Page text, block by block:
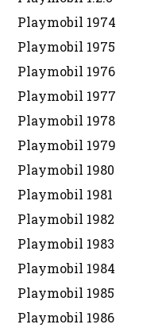
Playmobil 1974
Playmobil 1975
Playmobil 1976
Playmobil 1977
Playmobil 1978
Playmobil 1979
Playmobil 1980
Playmobil 1981
Playmobil 1982
Playmobil 1983
Playmobil 1984
Playmobil 1985
Playmobil 1986